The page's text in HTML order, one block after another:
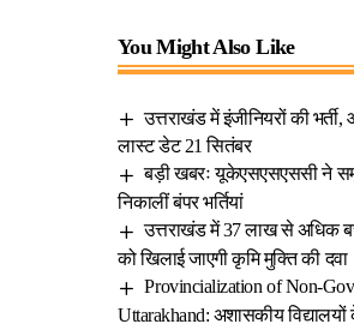
You Might Also Like
उत्तराखंड में इंजीनियरों की
लास्ट डेट 21 सितंबर
बड़ी खबरः यूकेएसएसएससी ने
निकालीं बंपर भर्तियां
उत्तराखंड में 37 लाख से अधिक
को खिलाई जाएगी कृमि मुक्ति की दवा
Provincialization of Non-
Uttarakhand: अशासकीय